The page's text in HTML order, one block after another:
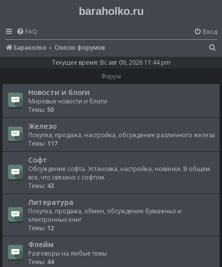
baraholko.ru
FAQ
Вход
Барахолко
Список форумов
с
Текущее время: Вс авг 09, 2026 11:44 pm
Форум
Новости и блоги
Мировые новости и блоги
Темы: 50
Железо
Покупка, продажа, настройка, обсуждение различного железа
Темы: 117
Софт
Обсуждение софта. Установка, настройка, новинки. В общем
все, что связано с софтом.
Темы: 43
Литература
Покупка, продажа, обмен, обсуждение бумажных и
электронных книг
Темы: 12
Флейм
Разговоры на любые темы
Темы: 44